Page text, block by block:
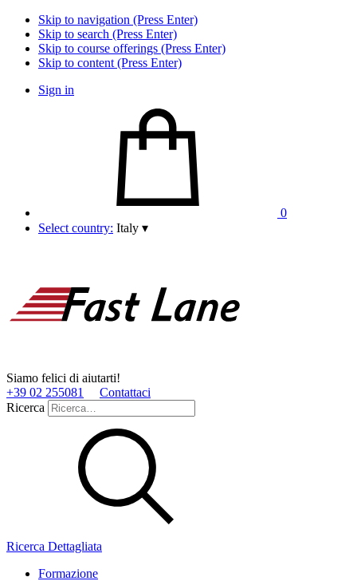
Skip to navigation (Press Enter)
Skip to search (Press Enter)
Skip to course offerings (Press Enter)
Skip to content (Press Enter)
Sign in
0
Select country: Italy ▾
Siamo felici di aiutarti!
+39 02 255081
Contattaci
Ricerca
Ricerca Dettagliata
Formazione